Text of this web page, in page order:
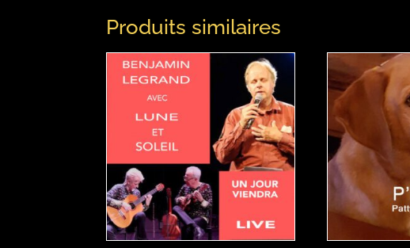
Produits similaires